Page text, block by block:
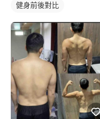
健身前後對比